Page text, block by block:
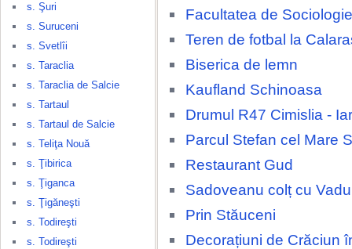
s. Şuri
s. Suruceni
s. Svetlîi
s. Taraclia
s. Taraclia de Salcie
s. Tartaul
s. Tartaul de Salcie
s. Teliţa Nouă
s. Ţibirica
s. Ţiganca
s. Ţigăneşti
s. Todireşti
s. Todireşti
Facultatea de
Teren de fotbal la
Biserica de lemn
Kaufland Schinoasa
Drumul R47 Cimislia -
Parcul Stefan cel Mare
Restaurant Gud
Sadoveanu colț cu
Prin Stăuceni
Decorațiuni de Crăciun